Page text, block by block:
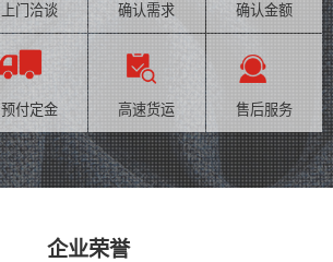
上门洽谈 确认需求 确认金额
预付定金 高速货运 售后服务
企业荣誉